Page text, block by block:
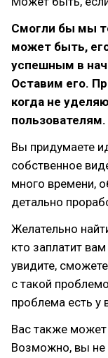
Смогли бы мы
может быть,
успешным в
Оставим его.
когда не
пользователям.
Вы придумаете
собственное
много времени,
детально
Желательно
кто заплатит
увидите,
с такой
проблема есть у
Вас также может
Возможно, вы не